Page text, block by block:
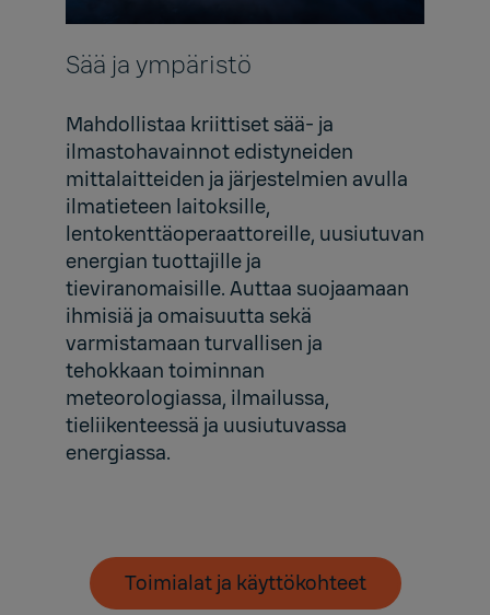
Sää ja ympäristö
Mahdollistaa kriittiset sää- ja
ilmastohavainnot edistyneiden
mittalaitteiden ja järjestelmien avulla
ilmatieteen laitoksille,
lentokenttäoperaattoreille, uusiutuvan
energian tuottajille ja
tieviranomaisille. Auttaa suojaamaan
ihmisiä ja omaisuutta sekä
varmistamaan turvallisen ja
tehokkaan toiminnan
meteorologiassa, ilmailussa,
tieliikenteessä ja uusiutuvassa
energiassa.
Toimialat ja käyttökohteet